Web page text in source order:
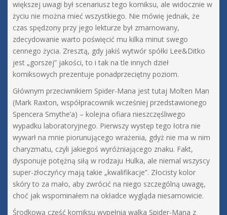
większej uwagi był scenariusz tego komiksu, ale widocznie w
życiu nie można mieć wszystkiego. Nie mówię jednak, że
czas spędzony przy jego lekturze był zmarnowany,
zdecydowanie warto poświęcić mu kilka minut swego
cennego życia. Zresztą, gdy jakiś wytwór spółki Lee&Ditko
jest „gorszej” jakości, to i tak na tle innych dzieł
komiksowych prezentuje ponadprzeciętny poziom.
Głównym przeciwnikiem Spider-Mana jest tutaj Molten Man
(Mark Raxton, współpracownik wcześniej przedstawionego
Spencera Smythe’a) – kolejna ofiara nieszczęśliwego
wypadku laboratoryjnego. Pierwszy występ tego łotra nie
wywarł na mnie piorunującego wrażenia, gdyż nie ma w nim
charyzmatu, czyli jakiegoś wyróżniającego znaku. Fakt,
dysponuje potężną siłą w rodzaju Hulka, ale niemal wszyscy
super-złoczyńcy mają takie „kwalifikacje”. Złocisty kolor
skóry to za mało, aby zwrócić na niego szczególną uwagę,
choć jak wspominałem na okładce wygląda niesamowicie.
Środkową część komiksu wypełnia walka Spider-Mana z